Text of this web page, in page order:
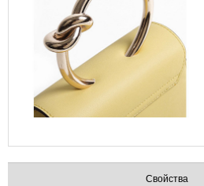
Свойства